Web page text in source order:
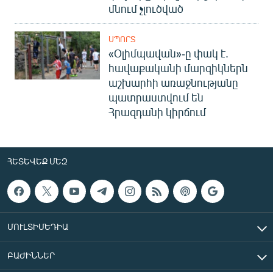
մնում չլուծված
ՍՊՈՐՏ
«Օլիմպավան»-ը փակ է.
հավաքականի մարզիկներն
աշխարհի առաջնությանը
պատրաստվում են
Հրազդանի կիրճում
ՀԵՏԵՎԵՔ ՄԵԶ
ՄՈՒԼՏԻՄԵԴԻԱ
ԲԱԺԻՆՆԵՐ